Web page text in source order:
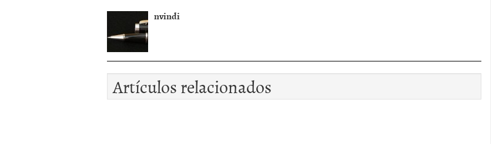
nvindi
Artículos relacionados